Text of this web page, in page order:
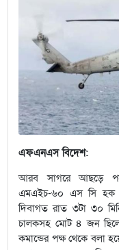
এফএনএস বিদেশ:
আরব সাগরে আছড়ে
এমএইচ-৬০ এস সি হক
দিবাগত রাত ৩টা ৩০
চালকসহ মোট ৪ জন
কমান্ডের পক্ষ থেকে বলা